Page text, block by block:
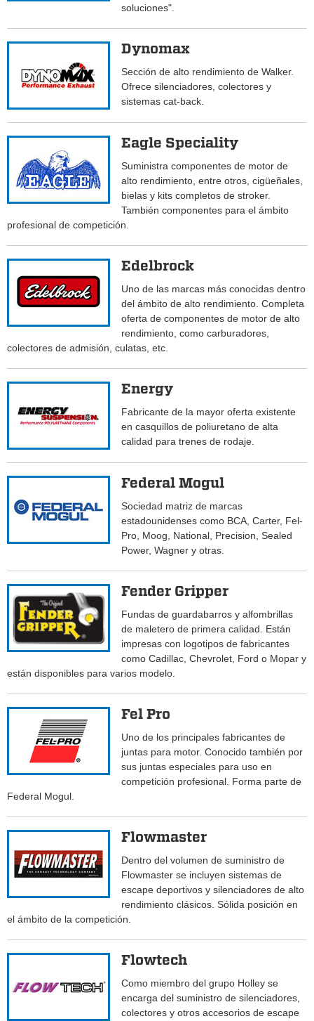
soluciones".
Dynomax
Sección de alto rendimiento de Walker.
Ofrece silenciadores, colectores y
sistemas cat-back.
Eagle Speciality
Suministra componentes de motor de
alto rendimiento, entre otros, cigüeñales,
bielas y kits completos de stroker.
También componentes para el ámbito
profesional de competición.
Edelbrock
Uno de las marcas más conocidas dentro
del ámbito de alto rendimiento. Completa
oferta de componentes de motor de alto
rendimiento, como carburadores,
colectores de admisión, culatas, etc.
Energy
Fabricante de la mayor oferta existente
en casquillos de poliuretano de alta
calidad para trenes de rodaje.
Federal Mogul
Sociedad matriz de marcas
estadounidenses como BCA, Carter, Fel-
Pro, Moog, National, Precision, Sealed
Power, Wagner y otras.
Fender Gripper
Fundas de guardabarros y alfombrillas
de maletero de primera calidad. Están
impresas con logotipos de fabricantes
como Cadillac, Chevrolet, Ford o Mopar y
están disponibles para varios modelo.
Fel Pro
Uno de los principales fabricantes de
juntas para motor. Conocido también por
sus juntas especiales para uso en
competición profesional. Forma parte de
Federal Mogul.
Flowmaster
Dentro del volumen de suministro de
Flowmaster se incluyen sistemas de
escape deportivos y silenciadores de alto
rendimiento clásicos. Sólida posición en
el ámbito de la competición.
Flowtech
Como miembro del grupo Holley se
encarga del suministro de silenciadores,
colectores y otros accesorios de escape